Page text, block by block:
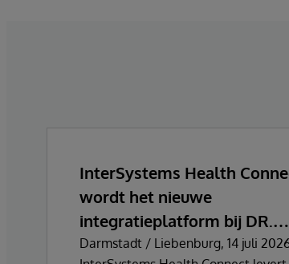
InterSystems Health
wordt het nieuwe
integratieplatform bij DR.
FONTHEIM
Darmstadt / Liebenburg, 14 juli